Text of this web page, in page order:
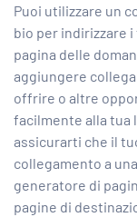
Puoi utilizzare un
bio per indirizzare
pagina delle
aggiungere
offrire o altre
facilmente alla tua
assicurarti che il
collegamento a
generatore di
pagine di